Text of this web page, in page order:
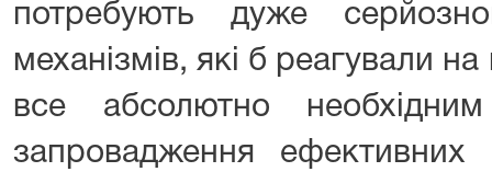
потребують дуже
механізмів, які б реагували
все абсолютно
запровадження ефективних